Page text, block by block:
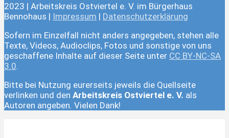
2023 | Arbeitskreis Ostviertel e. V. im Bürgerhaus
Bennohaus | Impressum | Datenschutzerklärung
Sofern im Einzelfall nicht anders angegeben, stehen alle
Texte, Videos, Audioclips, Fotos und sonstige von uns
geschaffene Inhalte auf dieser Seite unter CC BY-NC-SA
3.0.
Bitte bei Nutzung eurerseits jeweils die Quellseite
verlinken und den Arbeitskreis Ostviertel e. V. als
Autoren angeben. Vielen Dank!